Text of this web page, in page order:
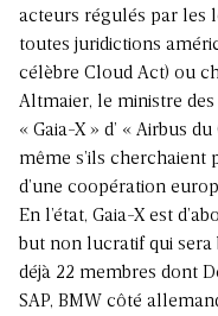
acteurs régulés par les
toutes juridictions
célèbre Cloud Act) ou
Altmaier, le ministre
« Gaia-X » d’ « Airbus
même s’ils cherchaient
d’une coopération
En l’état, Gaia-X est
but non lucratif qui sera
déjà 22 membres dont
SAP, BMW côté